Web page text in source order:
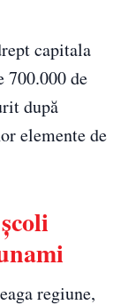
capitala
de
după
elemente de
regiune,